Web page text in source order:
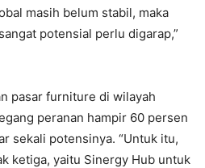
masih belum stabil, maka
potensial perlu digarap,”
pasar furniture di wilayah
peranan hampir 60 persen
sekali potensinya. “Untuk itu,
ketiga, yaitu Sinergy Hub untuk